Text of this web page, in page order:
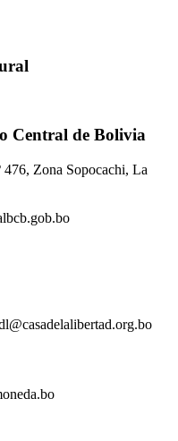
Central de Bolivia
Zona Sopocachi, La